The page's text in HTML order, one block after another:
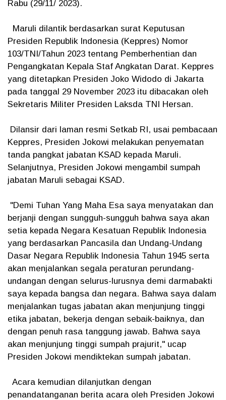
Rabu (29/11/ 2023).
Maruli dilantik berdasarkan surat Keputusan
Presiden Republik Indonesia (Keppres) Nomor
103/TNI/Tahun 2023 tentang Pemberhentian dan
Pengangkatan Kepala Staf Angkatan Darat. Keppres
yang ditetapkan Presiden Joko Widodo di Jakarta
pada tanggal 29 November 2023 itu dibacakan oleh
Sekretaris Militer Presiden Laksda TNI Hersan.
Dilansir dari laman resmi Setkab RI, usai pembacaan
Keppres, Presiden Jokowi melakukan penyematan
tanda pangkat jabatan KSAD kepada Maruli.
Selanjutnya, Presiden Jokowi mengambil sumpah
jabatan Maruli sebagai KSAD.
"Demi Tuhan Yang Maha Esa saya menyatakan dan
berjanji dengan sungguh-sungguh bahwa saya akan
setia kepada Negara Kesatuan Republik Indonesia
yang berdasarkan Pancasila dan Undang-Undang
Dasar Negara Republik Indonesia Tahun 1945 serta
akan menjalankan segala peraturan perundang-
undangan dengan selurus-lurusnya demi darmabakti
saya kepada bangsa dan negara. Bahwa saya dalam
menjalankan tugas jabatan akan menjunjung tinggi
etika jabatan, bekerja dengan sebaik-baiknya, dan
dengan penuh rasa tanggung jawab. Bahwa saya
akan menjunjung tinggi sumpah prajurit," ucap
Presiden Jokowi mendiktekan sumpah jabatan.
Acara kemudian dilanjutkan dengan
penandatanganan berita acara oleh Presiden Jokowi